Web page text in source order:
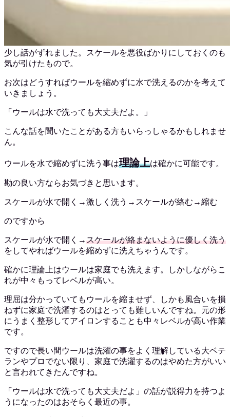
少し話がずれました。スケールを悪役ばかりにしておくのも
気が引けたもので。
お次はどうすればウールを縮めずに水で洗えるのかを考えて
いきましょう。
「ウールは水で洗っても大丈夫だよ。」
こんな話を聞いたことがある方もいらっしゃるかもしれませ
ん。
ウールを水で縮めずに洗う事は理論上は確かに可能です。
勘の良い方ならお気づきと思います。
スケールが水で開く→激しく洗う→スケールが絡む→縮む
のですから
スケールが水で開く→スケールが絡まないように優しく洗う
をしてやればウールを縮めずに洗えちゃうんです。
確かに理論上はウールは家庭でも洗えます。しかしながらこ
れが中々もってレベルが高い。
理屈は分かっていてもウールを縮ませず、しかも風合いを損
ねずに家庭で洗濯するのはとっても難しいんですね。元の形
にうまく整形してアイロンすることも中々レベルが高い作業
です。
ですので長い間ウールは洗濯の事をよく理解している大ベテ
ランやプロでない限り、家庭で洗濯するのはやめた方がいい
と言われてきたんですね。
「ウールは水で洗っても大丈夫だよ」の話が説得力を持つよ
うになったのはおそらく最近の事。